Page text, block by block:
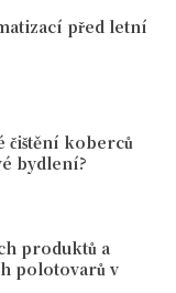
před letní
čištění koberců
bydlení?
produktů a
polotovarů v